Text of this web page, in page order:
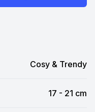
Cosy & Trendy
17 - 21 cm